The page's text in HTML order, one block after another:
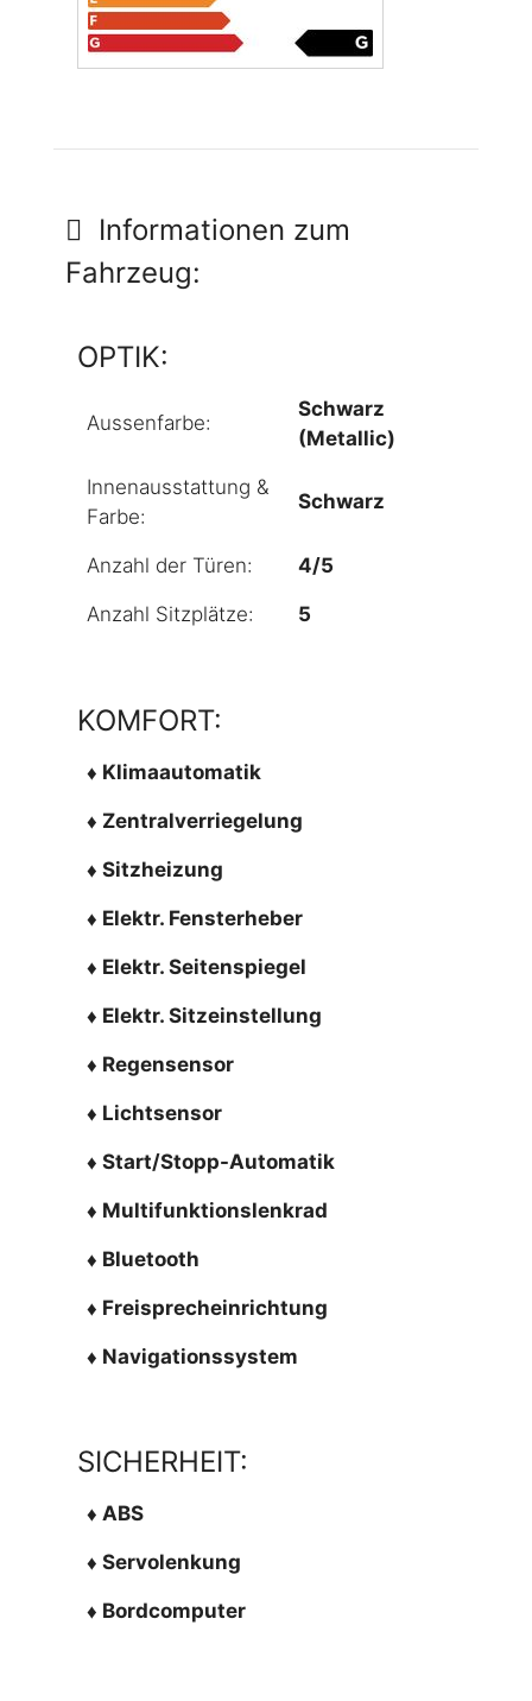
Informationen zum
Fahrzeug:
OPTIK:
Aussenfarbe:
Schwarz
(Metallic)
Innenausstattung &
Farbe:
Schwarz
Anzahl der Türen: 4/5
Anzahl Sitzplätze: 5
KOMFORT:
♦ Klimaautomatik
♦ Zentralverriegelung
♦ Sitzheizung
♦ Elektr. Fensterheber
♦ Elektr. Seitenspiegel
♦ Elektr. Sitzeinstellung
♦ Regensensor
♦ Lichtsensor
♦ Start/Stopp-Automatik
♦ Multifunktionslenkrad
♦ Bluetooth
♦ Freisprecheinrichtung
♦ Navigationssystem
SICHERHEIT:
♦ ABS
♦ Servolenkung
♦ Bordcomputer